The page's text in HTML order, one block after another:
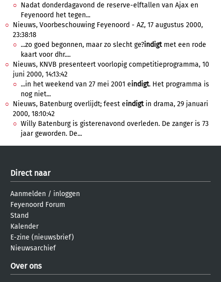
Nadat donderdagavond de reserve-elftallen van Ajax en
Feyenoord het tegen...
Nieuws, Voorbeschouwing Feyenoord - AZ, 17 augustus 2000,
23:38:18
...zo goed begonnen, maar zo slecht ge?indigtmet een rode
kaart voor dhr....
Nieuws, KNVB presenteert voorlopig competitieprogramma, 10
juni 2000, 14:13:42
...in het weekend van 27 mei 2001 eindigt. Het programma is
nog niet...
Nieuws, Batenburg overlijdt; feest eindigtin drama, 29 januari
2000, 18:10:42
Willy Batenburg is gisterenavond overleden. De zanger is 73
jaar geworden. De...
Direct naar
Aanmelden / inloggen
Feyenoord Forum
Stand
Kalender
E-zine (nieuwsbrief)
Nieuwsarchief
Over ons